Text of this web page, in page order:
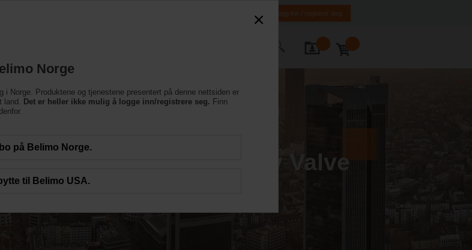
Logg inn / registrer deg
(BED) med Energy Valve
Norge
i Norge. Produktene og tjenestene presentert på denne nettsiden er
land.
Det er heller ikke mulig å logge inn/registrere seg. Finn
på Belimo Norge.
til Belimo USA.